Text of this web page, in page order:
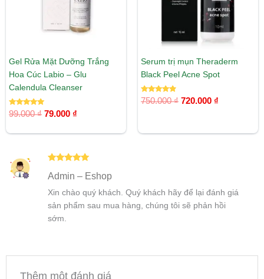
Gel Rửa Mặt Dưỡng Trắng
Hoa Cúc Labio – Glu
Calendula Cleanser
Được xếp
hạng
99.000₫ 79.000 ₫
Serum trị mụn Theraderm
Black Peel Acne Spot
Được xếp
hạng
750.000₫ 720.000 ₫
hạng55
Admin – Eshop
Xin chào quý khách. Quý khách hãy để lại đánh giá
sản phẩm sau mua hàng, chúng tôi sẽ phản hồi
sớm.
Thêm một đánh giá